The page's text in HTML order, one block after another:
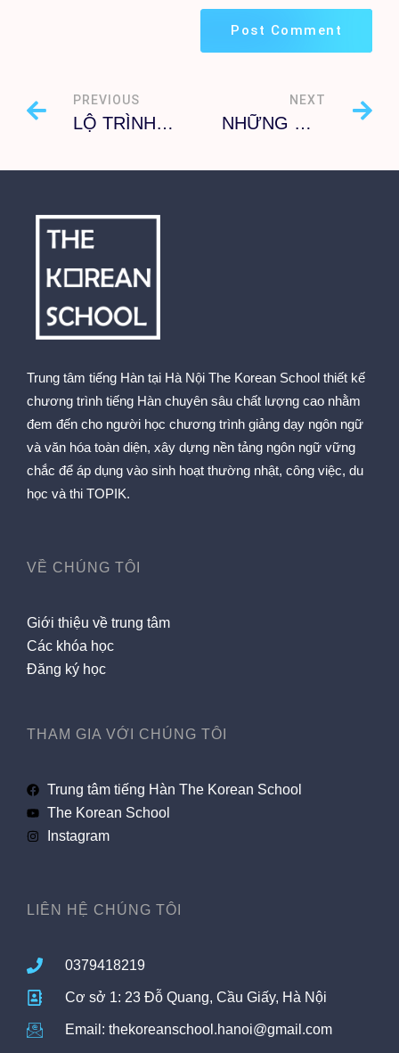
PREVIOUS
LỘ TRÌNH HỌC TIẾNG HÀN
NEXT
NHỮNG WEBSITE TỰ HỌC TIẾNG HÀN HIỆU QUẢ
Trung tâm tiếng Hàn tại Hà Nội The Korean School thiết kế
chương trình tiếng Hàn chuyên sâu chất lượng cao nhằm
đem đến cho người học chương trình giảng dạy ngôn ngữ
và văn hóa toàn diện, xây dựng nền tảng ngôn ngữ vững
chắc để áp dụng vào sinh hoạt thường nhật, công việc, du
học và thi TOPIK.
VỀ CHÚNG TÔI
Giới thiệu về trung tâm
Các khóa học
Đăng ký học
THAM GIA VỚI CHÚNG TÔI
Trung tâm tiếng Hàn The Korean School
The Korean School
Instagram
LIÊN HỆ CHÚNG TÔI
0379418219
Cơ sở 1: 23 Đỗ Quang, Cầu Giấy, Hà Nội
Email: thekoreanschool.hanoi@gmail.com